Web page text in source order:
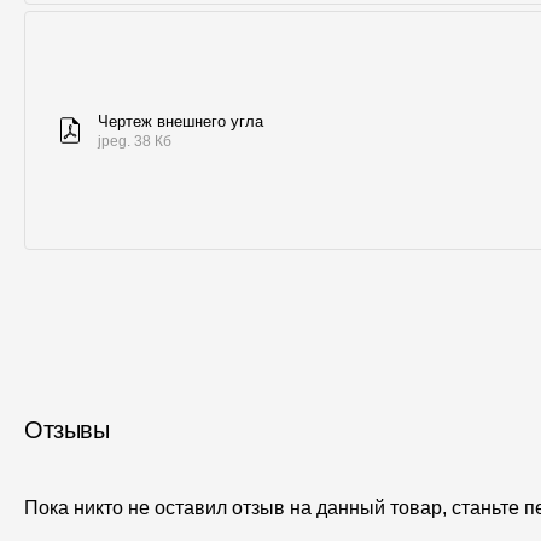
Чертеж внешнего угла
jpeg. 38 Кб
Отзывы
Пока никто не оставил отзыв на данный товар, станьте